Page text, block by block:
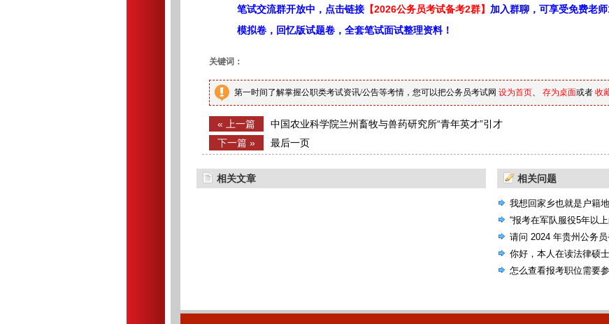
笔试交流群开放中，点击链接 【2026公务员考试备考2群】 加入群聊，可享受免费老
模拟卷，回忆版试题卷，全套笔试面试整理资料！
关键词：
第一时间了解掌握公职类考试资讯/公告等考情，您可以把公务员考试网 设为首页、 存为桌面或者 收
« 上一篇 中国农业科学院兰州畜牧与兽药研究所“青年英才”引才
公告
下一篇 » 最后一页
相关文章 相关问题
我想回家乡也就是户籍
选的机会，国考省考还
“报考在军队服役5年以
请问 2024 年贵州公务
考试大纲吗？
你好，本人在读法律硕
公告，里面有些专业要
怎么查看报考职位需要